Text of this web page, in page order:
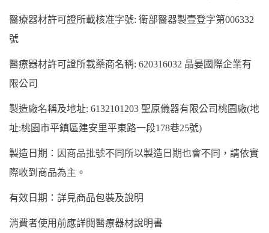
醫療器材許可證所載核准字號: 衛部醫器製壹登字第006332
號
醫療器材許可證所載藥商名稱: 620316032 晶晏國際企業有
限公司
製造廠名稱及地址: 6132101203 聖原儀器有限公司桃園廠(地
址:桃園市平鎮區建安里平東路一段178巷25號)
製造日期：因商品批號不同所以製造日期也會不同，請依實
際收到商品為主。
有效 日期： 詳見商品包裝及說明
消費者使用前應詳閱醫療器材說明書